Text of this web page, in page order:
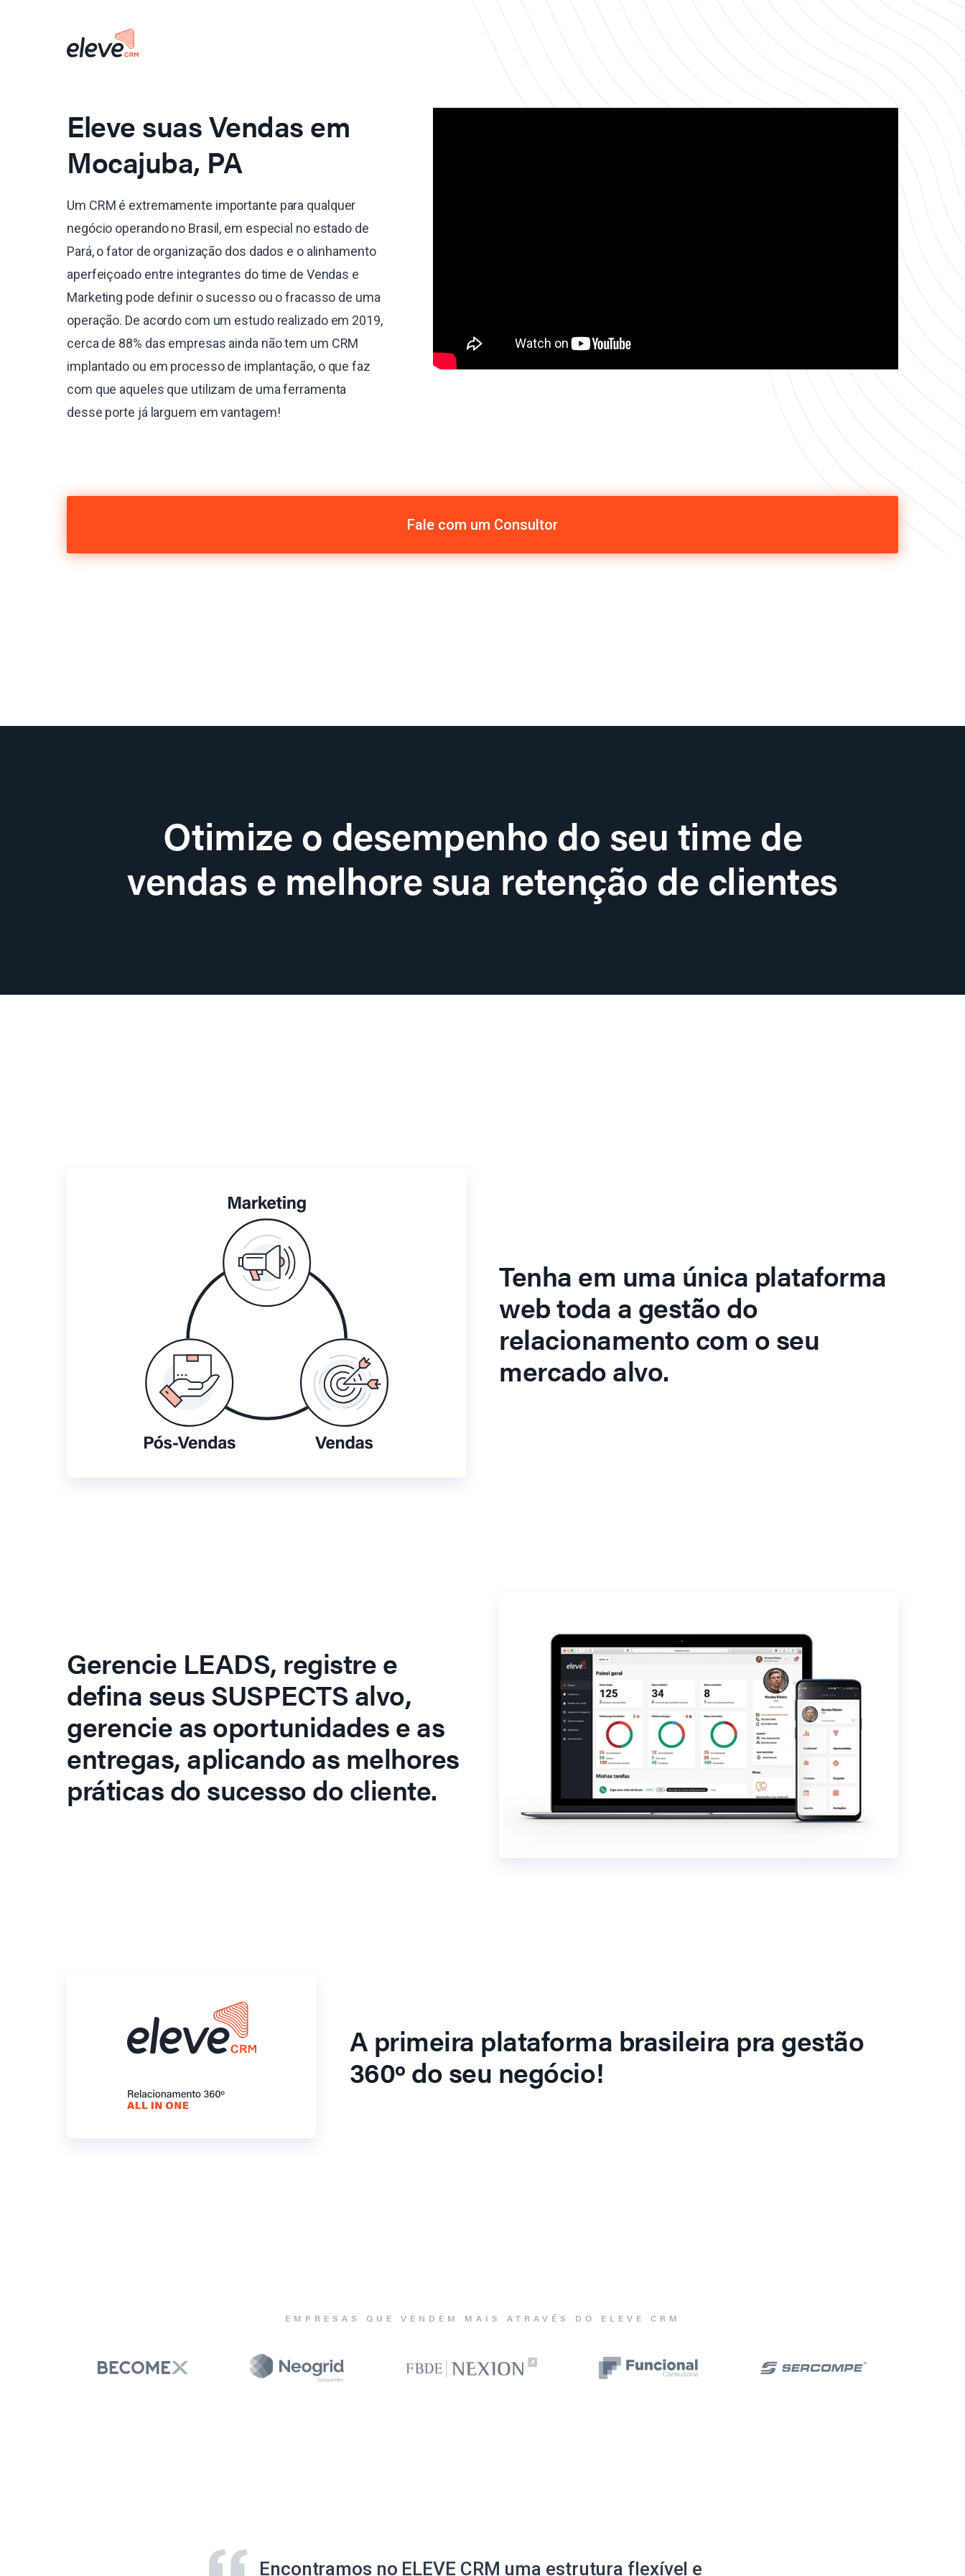
Eleve suas Vendas em
Mocajuba, PA
Um CRM é extremamente importante para qualquer
negócio operando no Brasil, em especial no estado de
Pará, o fator de organização dos dados e o alinhamento
aperfeiçoado entre integrantes do time de Vendas e
Marketing pode definir o sucesso ou o fracasso de uma
operação. De acordo com um estudo realizado em 2019,
cerca de 88% das empresas ainda não tem um CRM
implantado ou em processo de implantação, o que faz
com que aqueles que utilizam de uma ferramenta
desse porte já larguem em vantagem!
Fale com um Consultor
Otimize o desempenho do seu time de
vendas e melhore sua retenção de clientes
Tenha em uma única plataforma
web toda a gestão do
relacionamento com o seu
mercado alvo.
Gerencie LEADS, registre e
defina seus SUSPECTS alvo,
gerencie as oportunidades e as
entregas, aplicando as melhores
práticas do sucesso do cliente.
A primeira plataforma brasileira pra gestão
360º do seu negócio!
EMPRESAS QUE VENDEM MAIS ATRAVÉS DO ELEVE CRM
Encontramos no ELEVE CRM uma estrutura flexível e